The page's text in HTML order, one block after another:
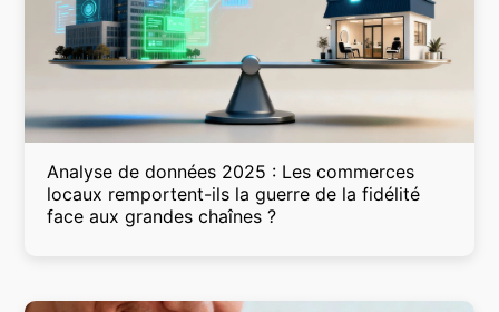
Analyse de données 2025 : Les commerces
locaux remportent-ils la guerre de la fidélité
face aux grandes chaînes ?